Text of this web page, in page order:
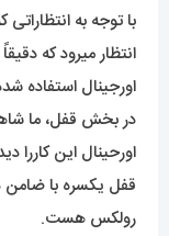
با توجه به
انتظار میرود که
اورجینال استفاده
در بخش قفل، ما
اورحینال این
قفل یکسره با ضامن
رولکس هست.